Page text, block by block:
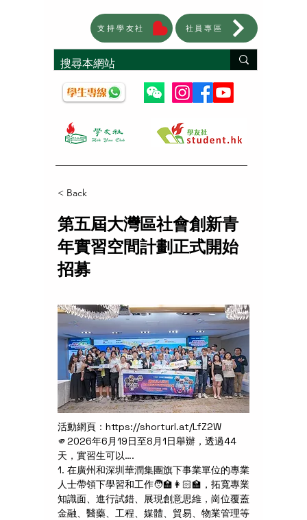
支持學友社 社員專區
< Back
第五屆大灣區社會創新青
年實習空間計劃正式開始
招募
活動網頁：https://shorturl.at/LfZ2W
🫵2026年6月19日至8月1日舉辦，透過44
天，實習生可以….
1. 在廣州和深圳華潤集團旗下事業單位的專業
人士帶領下學習和工作🧑‍🏫👩🏻‍🏫，拓寬專業
知識面、進行試錯、展現創意思維，崗位覆蓋
金融、醫藥、工程、媒體、貿易、物業管理等